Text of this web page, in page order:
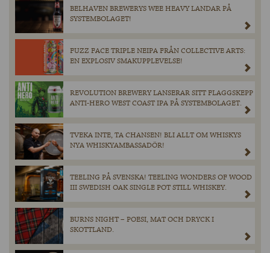
BELHAVEN BREWERYS WEE HEAVY LANDAR PÅ
SYSTEMBOLAGET!
FUZZ FACE TRIPLE NEIPA FRÅN COLLECTIVE ARTS:
EN EXPLOSIV SMAKUPPLEVELSE!
REVOLUTION BREWERY LANSERAR SITT FLAGGSKEPP
ANTI-HERO WEST COAST IPA PÅ SYSTEMBOLAGET.
TVEKA INTE, TA CHANSEN! BLI ALLT OM WHISKYS
NYA WHISKYAMBASSADÖR!
TEELING PÅ SVENSKA! TEELING WONDERS OF WOOD
III SWEDISH OAK SINGLE POT STILL WHISKEY.
BURNS NIGHT – POESI, MAT OCH DRYCK I
SKOTTLAND.